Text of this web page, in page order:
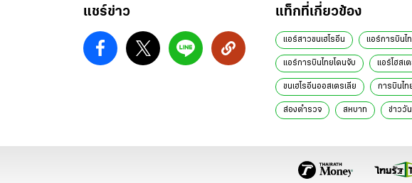
แชร์ข่าว แท็กที่เกี่ยวข้อง
แอร์สาวขนเฮโรอีน แอร์การบินไ
แอร์การบินไทยโดนจับ แอร์โฮสเ
ขนเฮโรอีนออสเตรเลีย การบินไท
ส่องตำรวจ สหบาท ข่าววั